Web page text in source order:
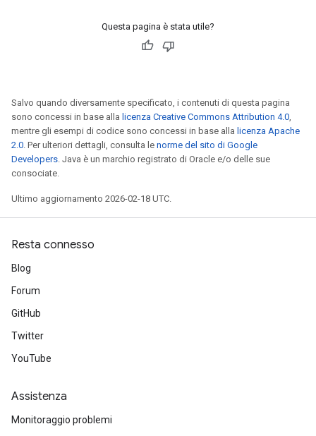
Questa pagina è stata utile?
Salvo quando diversamente specificato, i contenuti di questa pagina
sono concessi in base alla licenza Creative Commons Attribution 4.0,
mentre gli esempi di codice sono concessi in base alla licenza Apache
2.0. Per ulteriori dettagli, consulta le norme del sito di Google
Developers. Java è un marchio registrato di Oracle e/o delle sue
consociate.
Ultimo aggiornamento 2026-02-18 UTC.
Resta connesso
Blog
Forum
GitHub
Twitter
YouTube
Assistenza
Monitoraggio problemi